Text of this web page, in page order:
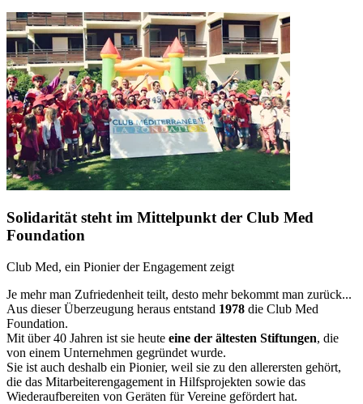
Solidarität steht im Mittelpunkt der Club Med
Foundation
Club Med, ein Pionier der Engagement zeigt
Je mehr man Zufriedenheit teilt, desto mehr bekommt man zurück...
Aus dieser Überzeugung heraus entstand 1978 die Club Med
Foundation.
Mit über 40 Jahren ist sie heute eine der ältesten Stiftungen, die
von einem Unternehmen gegründet wurde.
Sie ist auch deshalb ein Pionier, weil sie zu den allerersten gehört,
die das Mitarbeiterengagement in Hilfsprojekten sowie das
Wiederaufbereiten von Geräten für Vereine gefördert hat.